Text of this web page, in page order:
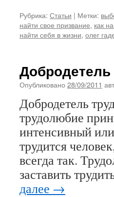
Рубрика: Статьи | Метки:
найти свое призвание, как
найти себя в жизни, олег
Опубликовано 28/09/2011
Добродетель
трудолюбие
интенсивный
трудится
всегда так.
заставить
далее →